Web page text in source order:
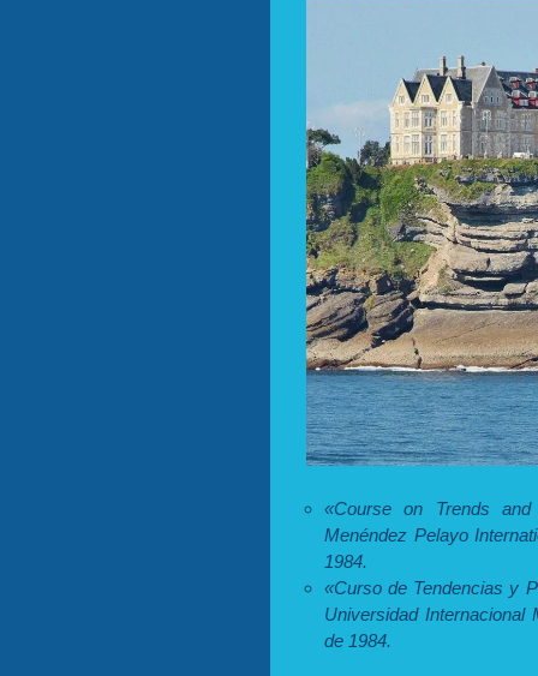
«Course on Trends
Menéndez Pelayo
1984.
«Curso de Tendencias y
Universidad Internacional
de 1984.